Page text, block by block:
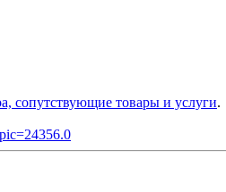
сопутствующие товары и услуги.